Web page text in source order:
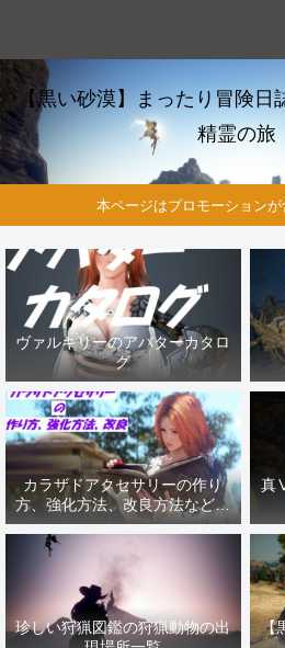
【黒い砂漠】まったり冒険
精霊の旅
本ページはプロモーションが
ヴァルキリーのアバターカタロ
グ
カラザドアクセサリーの作り
方、強化方法、改良方法などま
とめ【黒い砂漠冒険日誌１４１
真
珍しい狩猟図鑑の狩猟動物の出
【